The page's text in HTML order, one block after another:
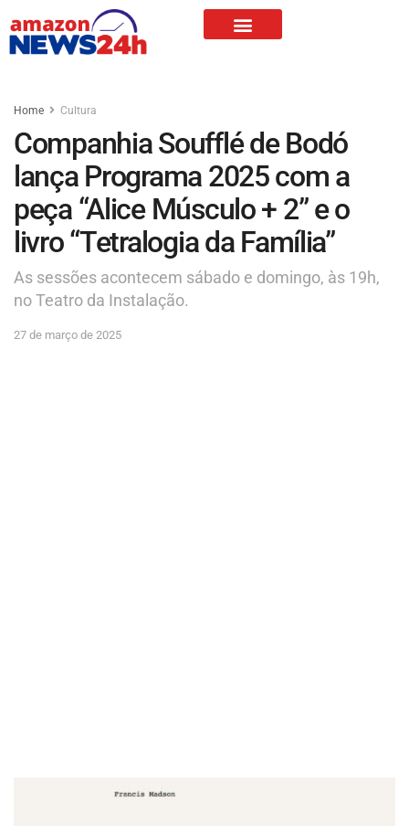
Home Cultura
Companhia Soufflé de Bodó
lança Programa 2025 com a
peça “Alice Músculo + 2” e o
livro “Tetralogia da Família”
As sessões acontecem sábado e domingo, às 19h,
no Teatro da Instalação.
27 de março de 2025